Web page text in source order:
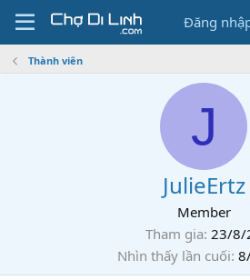
Đăng
Thành viên
J
JulieErtz
Member
Tham gia 23/8/
Nhìn thấy lần cuối